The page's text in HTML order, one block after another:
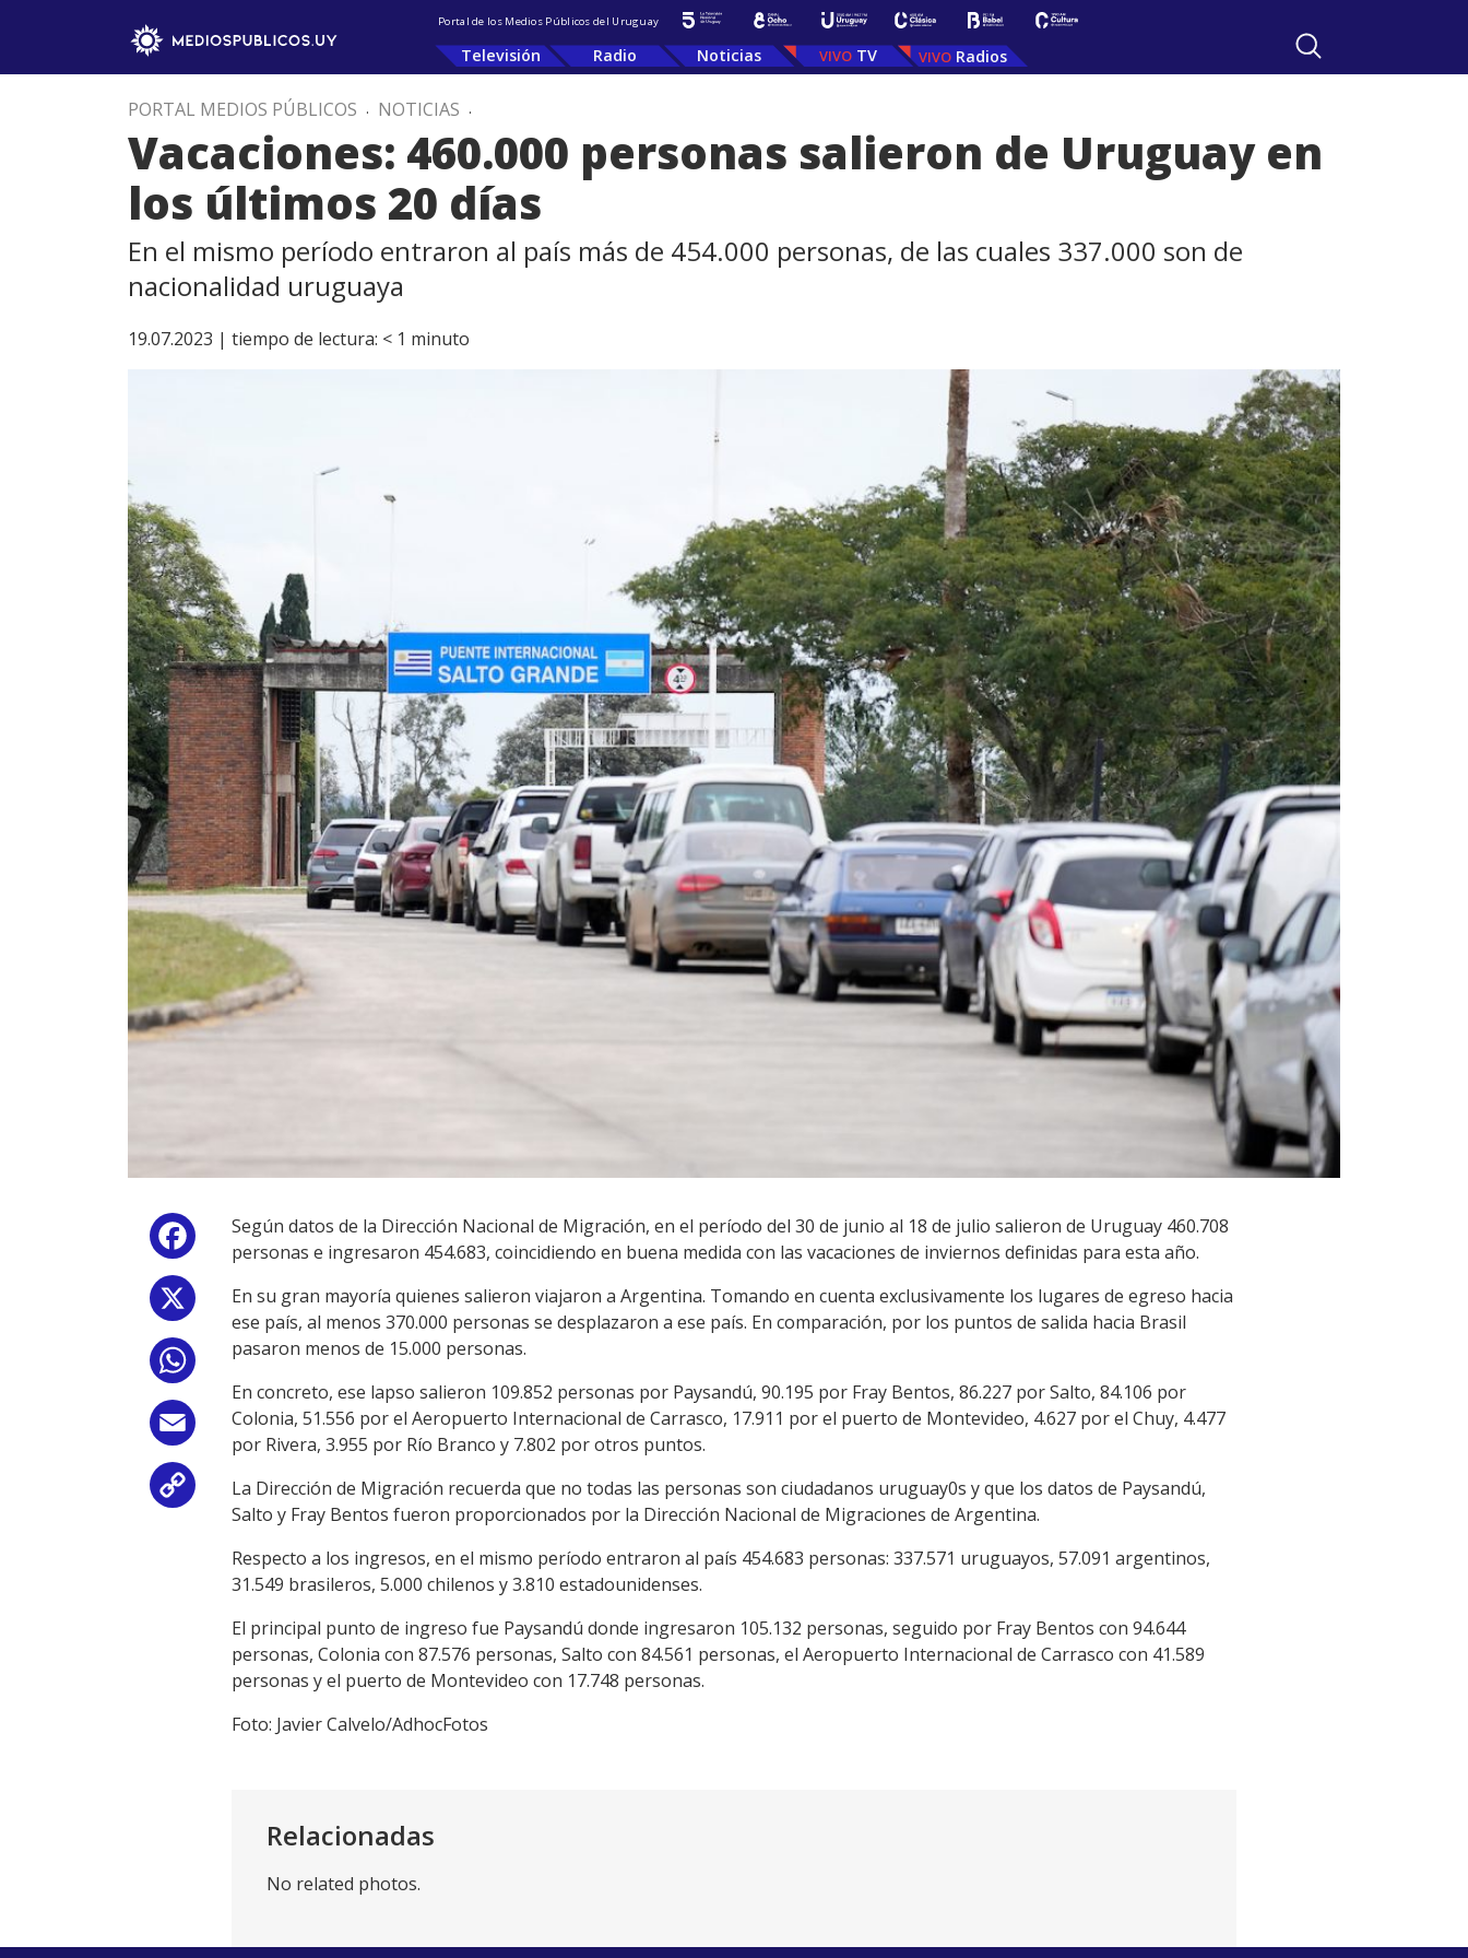
Portal de los Medios Públicos del Uruguay
Televisión Radio Noticias TV Radios
PORTAL MEDIOS PÚBLICOS . NOTICIAS .
Vacaciones: 460.000 personas salieron de Uruguay en
los últimos 20 días
En el mismo período entraron al país más de 454.000 personas, de las cuales 337.000 son de
nacionalidad uruguaya
19.07.2023 | tiempo de lectura: < 1 minuto
Facebook
WhatsApp
Email
Copy
Según datos de la Dirección Nacional de Migración, en el período del 30 de junio al 18 de julio salieron de Uruguay 460.708
personas e ingresaron 454.683, coincidiendo en buena medida con las vacaciones de inviernos definidas para esta año.
En su gran mayoría quienes salieron viajaron a Argentina. Tomando en cuenta exclusivamente los lugares de egreso hacia
ese país, al menos 370.000 personas se desplazaron a ese país. En comparación, por los puntos de salida hacia Brasil
pasaron menos de 15.000 personas.
En concreto, ese lapso salieron 109.852 personas por Paysandú, 90.195 por Fray Bentos, 86.227 por Salto, 84.106 por
Colonia, 51.556 por el Aeropuerto Internacional de Carrasco, 17.911 por el puerto de Montevideo, 4.627 por el Chuy, 4.477
por Rivera, 3.955 por Río Branco y 7.802 por otros puntos.
La Dirección de Migración recuerda que no todas las personas son ciudadanos uruguay0s y que los datos de Paysandú,
Salto y Fray Bentos fueron proporcionados por la Dirección Nacional de Migraciones de Argentina.
Respecto a los ingresos, en el mismo período entraron al país 454.683 personas: 337.571 uruguayos, 57.091 argentinos,
31.549 brasileros, 5.000 chilenos y 3.810 estadounidenses.
El principal punto de ingreso fue Paysandú donde ingresaron 105.132 personas, seguido por Fray Bentos con 94.644
personas, Colonia con 87.576 personas, Salto con 84.561 personas, el Aeropuerto Internacional de Carrasco con 41.589
personas y el puerto de Montevideo con 17.748 personas.
Foto: Javier Calvelo/AdhocFotos
Relacionadas
No related photos.